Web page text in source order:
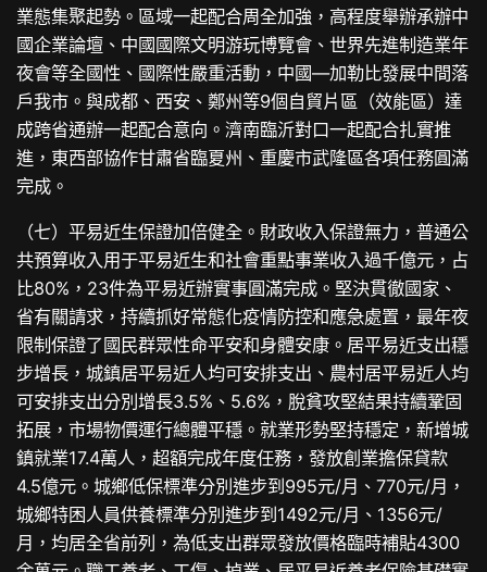
業態集聚起勢。區域一起配合周全加強，高程度舉辦承辦中
國企業論壇、中國國際文明游玩博覽會、世界先進制造業年
夜會等全國性、國際性嚴重活動，中國—加勒比發展中間落
戶我市。與成都、西安、鄭州等9個自貿片區（效能區）達
成跨省通辦一起配合意向。濟南臨沂對口一起配合扎實推
進，東西部協作甘肅省臨夏州、重慶市武隆區各項任務圓滿
完成。
（七）平易近生保證加倍健全。財政收入保證無力，普通公
共預算收入用于平易近生和社會重點事業收入過千億元，占
比80%，23件為平易近辦實事圓滿完成。堅決貫徹國家、
省有關請求，持續抓好常態化疫情防控和應急處置，最年夜
限制保證了國民群眾性命平安和身體安康。居平易近支出穩
步增長，城鎮居平易近人均可安排支出、農村居平易近人均
可安排支出分別增長3.5%、5.6%，脫貧攻堅結果持續鞏固
拓展，市場物價運行總體平穩。就業形勢堅持穩定，新增城
鎮就業17.4萬人，超額完成年度任務，發放創業擔保貸款
4.5億元。城鄉低保標準分別進步到995元/月、770元/月，
城鄉特困人員供養標準分別進步到1492元/月、1356元/
月，均居全省前列，為低支出群眾發放價格臨時補貼4300